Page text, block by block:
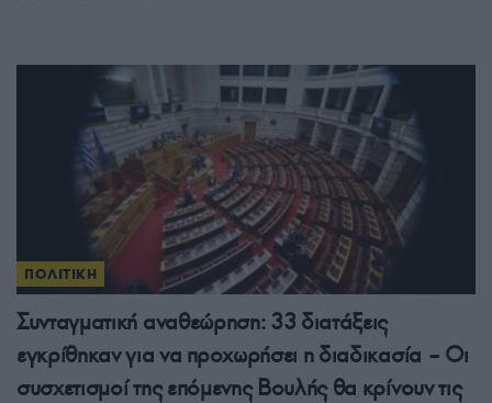
ΠΟΛΙΤΙΚΗ
Συνταγματική αναθεώρηση: 33 διατάξεις
εγκρίθηκαν για να προχωρήσει η διαδικασία – Οι
συσχετισμοί της επόμενης Βουλής θα κρίνουν τις